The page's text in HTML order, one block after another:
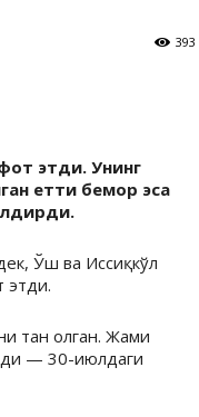
393
этди. Унинг
етти бемор эса
Ўш ва Иссиқкўл
этди.
тан олган. Жами
— 30-июлдаги